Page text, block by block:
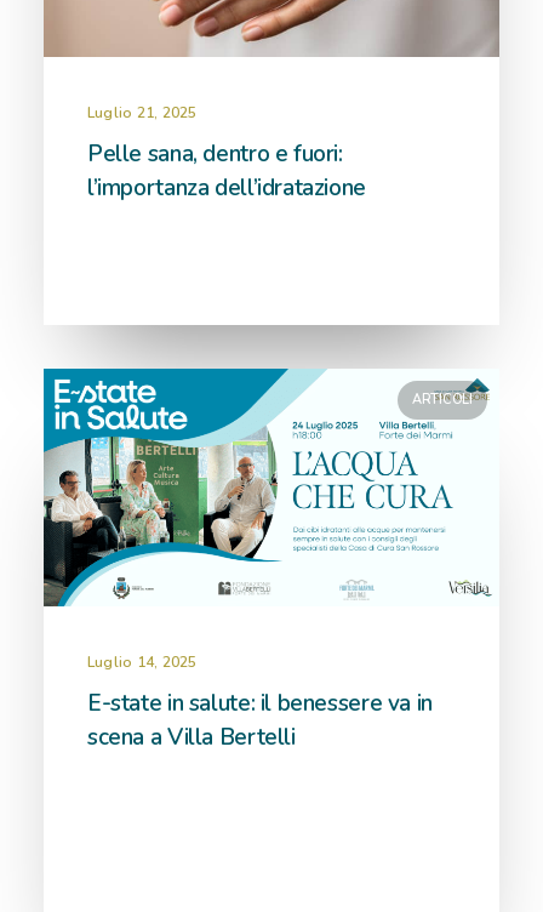
Luglio 21, 2025
Pelle sana, dentro e fuori:
l’importanza dell’idratazione
ARTICOLI
Luglio 14, 2025
E-state in salute: il benessere va in
scena a Villa Bertelli